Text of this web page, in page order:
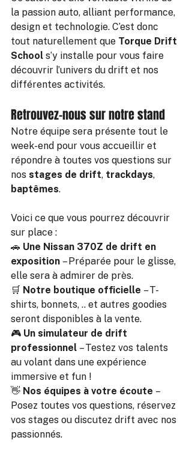
la passion auto, alliant performance,
design et technologie. C’est donc
tout naturellement que Torque Drift
School s’y installe pour vous faire
découvrir l’univers du drift et nos
différentes activités.
Retrouvez-nous sur notre stand
Notre équipe sera présente tout le
week-end pour vous accueillir et
répondre à toutes vos questions sur
nos stages de drift, trackdays,
baptêmes.
Voici ce que vous pourrez découvrir
sur place :
🚗 Une Nissan 370Z de drift en
exposition – Préparée pour le glisse,
elle sera à admirer de près.
🛒 Notre boutique officielle – T-
shirts, bonnets, .. et autres goodies
seront disponibles à la vente.
🎮 Un simulateur de drift
professionnel – Testez vos talents
au volant dans une expérience
immersive et fun !
👋 Nos équipes à votre écoute –
Posez toutes vos questions, réservez
vos stages ou discutez drift avec nos
passionnés.